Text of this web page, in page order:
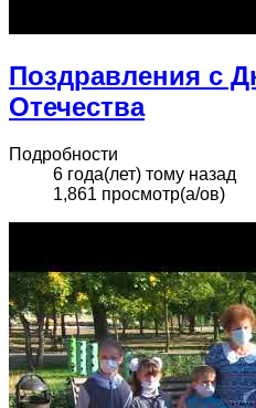
Поздравления с
Отечества
Подробности
6 года(лет) тому назад
1,861 просмотр(а/ов)